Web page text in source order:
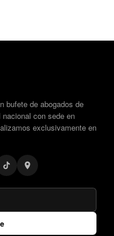
bufete de abogados de
con sede en
exclusivamente en